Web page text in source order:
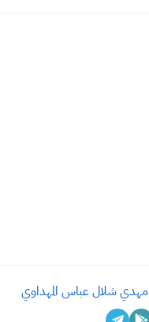
مهدي شلال عباس المهداوي